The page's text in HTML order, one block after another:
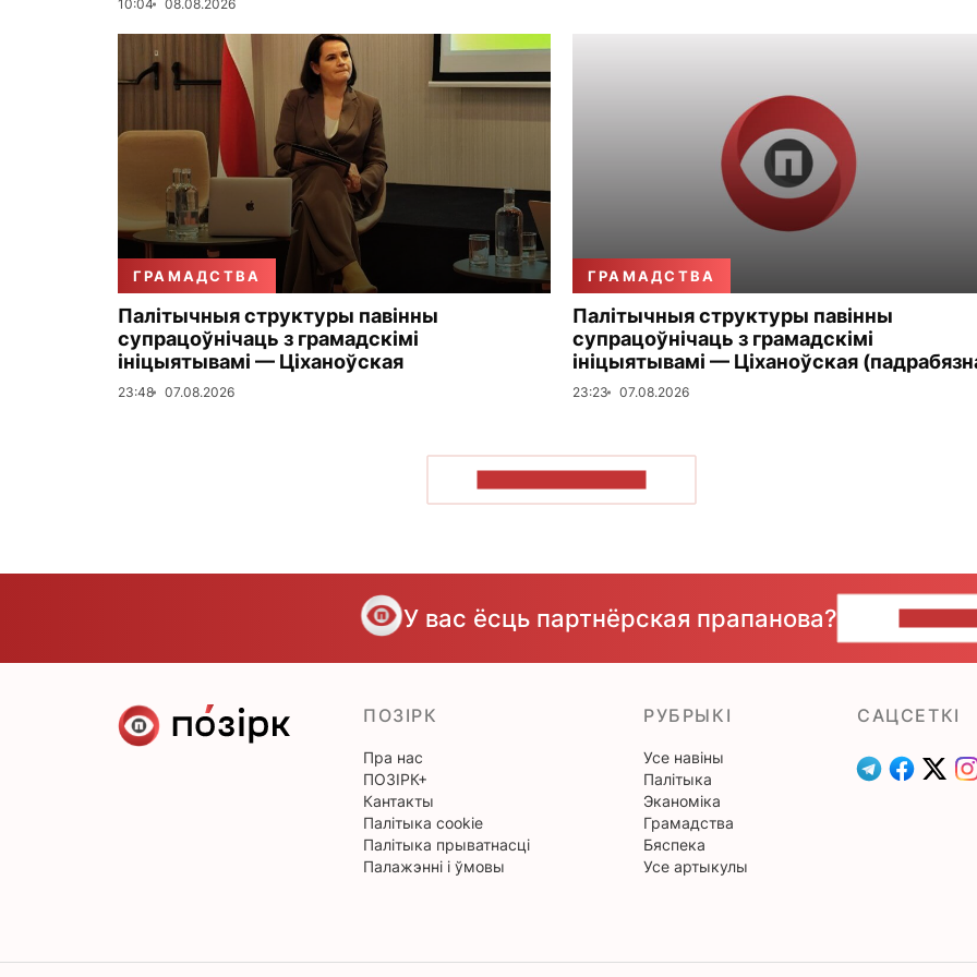
10:04 08.08.2026
ГРАМАДСТВА
Палітычныя структуры павінны
супрацоўнічаць з грамадскімі
ініцыятывамі — Ціханоўская
23:48 07.08.2026
ГРАМАДСТВА
Палітычныя структуры павінны
супрацоўнічаць з грамадскімі
ініцыятывамі — Ціханоўская
23:23 07.08.2026
У вас ёсць партнёрская прапанова?
ПОЗІРК
Пра нас
ПОЗІРК+
Кантакты
Палітыка cookie
Палітыка прыватнасці
Палажэнні і ўмовы
РУБРЫКІ
Усе навіны
Палітыка
Эканоміка
Грамадства
Бяспека
Усе артыкулы
САЦСЕТКІ